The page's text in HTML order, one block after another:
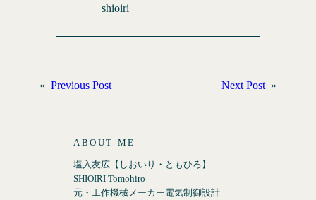
shioiri
« Previous Post Next Post »
ABOUT ME
塩入友広【しおいり・ともひろ】
SHIOIRI Tomohiro
元・工作機械メーカー電気制御設計